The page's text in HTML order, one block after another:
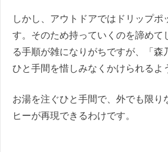
しかし、アウトドアではドリップポ
す。そのため持っていくのを諦めて
る手順が雑になりがちですが、「森
ひと手間を惜しみなくかけられるよ
お湯を注ぐひと手間で、外でも限り
ヒーが再現できるわけです。